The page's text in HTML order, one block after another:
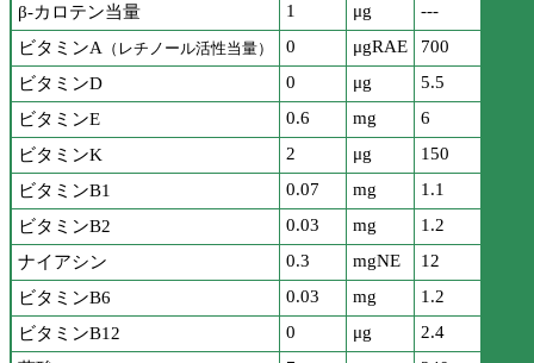
β-カロテン当量
1 μg
---
ビタミンA （レチノール活性当量） 0 μgRAE
700
ビタミンD
0 μg
5.5
ビタミンE
0.6 mg
6
ビタミンK
2 μg
150
ビタミンB1
0.07 mg
1.1
ビタミンB2
0.03 mg
1.2
ナイアシン
0.3 mgNE
12
ビタミンB6
0.03 mg
1.2
ビタミンB12
0 μg
2.4